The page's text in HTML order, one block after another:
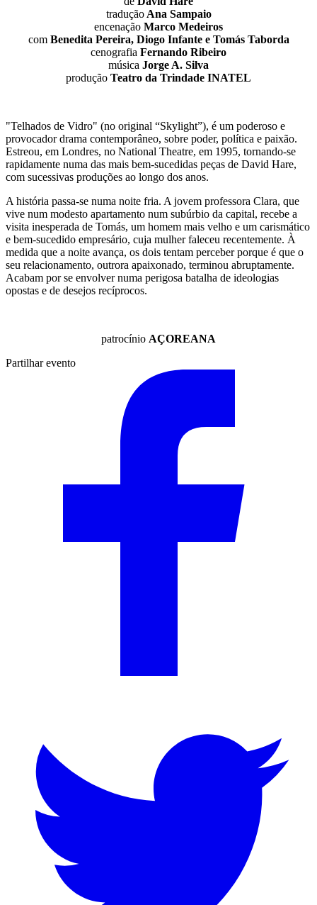
traduçãoAna Sampaio
encenação Marco Medeiros
com Benedita Pereira, Diogo Infante e Tomás Taborda
cenografia Fernando Ribeiro
música Jorge A. Silva
produção Teatro da Trindade INATEL
"Telhados de Vidro" (no original “Skylight”), é um poderoso e
provocador drama contemporâneo, sobre poder, política e paixão.
Estreou, em Londres, no National Theatre, em 1995, tornando-se
rapidamente numa das mais bem-sucedidas peças de David Hare,
com sucessivas produções ao longo dos anos.
A história passa-se numa noite fria. A jovem professora Clara, que
vive num modesto apartamento num subúrbio da capital, recebe a
visita inesperada de Tomás, um homem mais velho e um carismático
e bem-sucedido empresário, cuja mulher faleceu recentemente. À
medida que a noite avança, os dois tentam perceber porque é que o
seu relacionamento, outrora apaixonado, terminou abruptamente.
Acabam por se envolver numa perigosa batalha de ideologias
opostas e de desejos recíprocos.
patrocínio AÇOREANA
Partilhar evento